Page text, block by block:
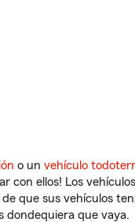
o un vehículo
con ellos! Los
que sus vehículos
dondequiera que vaya.